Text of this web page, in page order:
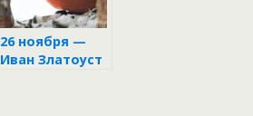
26 ноября —
Иван Златоуст